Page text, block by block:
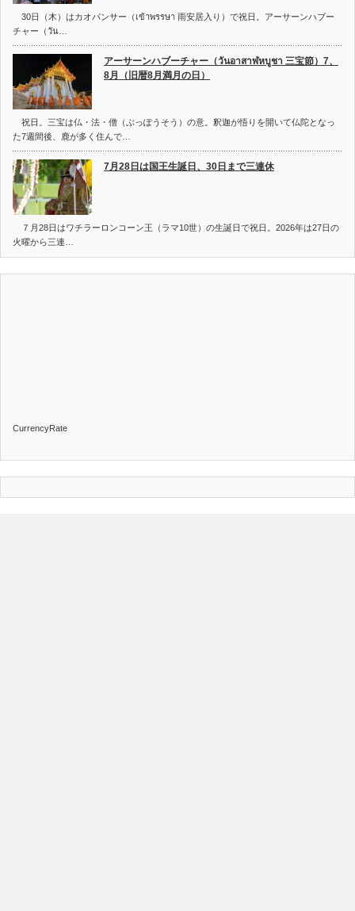
30日（木）はカオパンサー（เข้าพรรษา 雨安居入り）で祝日。アーサーンハブー
チャー（วัน…
アーサーンハブーチャー（วันอาสาฬหบูชา 三宝節）7、
8月（旧暦8月満月の日）
祝日。三宝は仏・法・僧（ぶっぽうそう）の意。釈迦が悟りを開いて仏陀となっ
た7週間後、鹿が多く住んで…
7月28日は国王生誕日、30日まで三連休
７月28日はワチラーロンコーン王（ラマ10世）の生誕日で祝日。2026年は27日の
火曜から三連…
CurrencyRate